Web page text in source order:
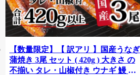
【数量限定】【 訳アリ 】国産うなぎ
蒲焼き 3尾 セット ( 420g ) 大きさ の
不揃い タレ・山椒付き ウナギ 鰻 ふ